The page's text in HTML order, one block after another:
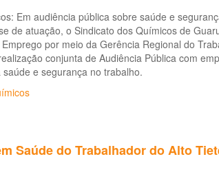
Em audiência pública sobre saúde e
de atuação, o Sindicato dos Químicos de
por meio da Gerência Regional do
conjunta de Audiência Pública com
saúde e segurança no trabalho.
Saúde do Trabalhador do Alto